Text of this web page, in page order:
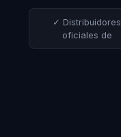
✓ Distribuidores
oficiales de